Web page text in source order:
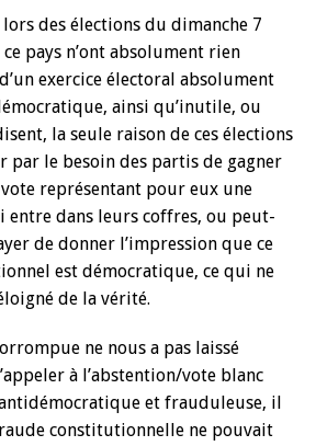
lors des élections du dimanche 7
pays n’ont absolument rien
exercice électoral absolument
ainsi qu’inutile, ou
la seule raison de ces élections
par le besoin des partis de gagner
vote représentant pour eux une
entre dans leurs coffres, ou peut-
de donner l’impression que ce
est démocratique, ce qui ne
de la vérité.
ne nous a pas laissé
à l’abstention/vote blanc
et frauduleuse, il
constitutionnelle ne pouvait